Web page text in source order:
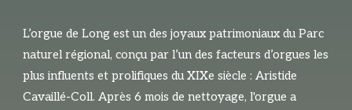
L’orgue de Long est un des joyaux patrimoniaux du Parc
naturel régional, conçu par l’un des facteurs d’orgues les
plus influents et prolifiques du XIXe siècle : Aristide
Cavaillé-Coll. Après 6 mois de nettoyage, l'orgue a